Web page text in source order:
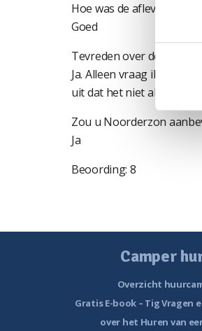
Hoe was de aflevering
Goed
Tevreden over de
Ja. Alleen vraag ik me af
uit dat het niet alleen
Zou u Noorderzon
Ja
Beoording: 8
Camper
Overzicht
Gratis E-book – Tig Vragen
over het Huren van